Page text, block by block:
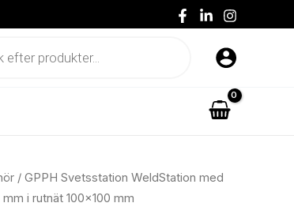
/ GPPH Svetsstation WeldStation med
i rutnät 100×100 mm
1500x1480
rutnät
100x100